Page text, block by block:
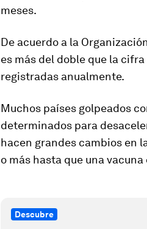
meses.
De acuerdo a la
es más del doble que la
registradas anualmente.
Muchos países golpeados
determinados para
hacen grandes cambios en
o más hasta que una
Descubre